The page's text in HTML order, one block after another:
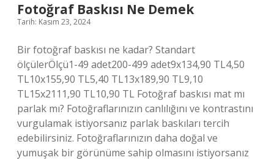
Fotoğraf Baskısı Ne Demek
Tarih: Kasım 23, 2024
Bir fotoğraf baskısı ne kadar? Standart
ölçülerÖlçü1-49 adet200-499 adet9x134,90 TL4,50
TL10x155,90 TL5,40 TL13x189,90 TL9,10
TL15x2111,90 TL10,90 TL Fotoğraf baskısı mat mı
parlak mı? Fotoğraflarınızın canlılığını ve kontrastını
vurgulamak istiyorsanız parlak baskıları tercih
edebilirsiniz. Fotoğraflarınızın daha doğal ve
yumuşak bir görünüme sahip olmasını istiyorsanız